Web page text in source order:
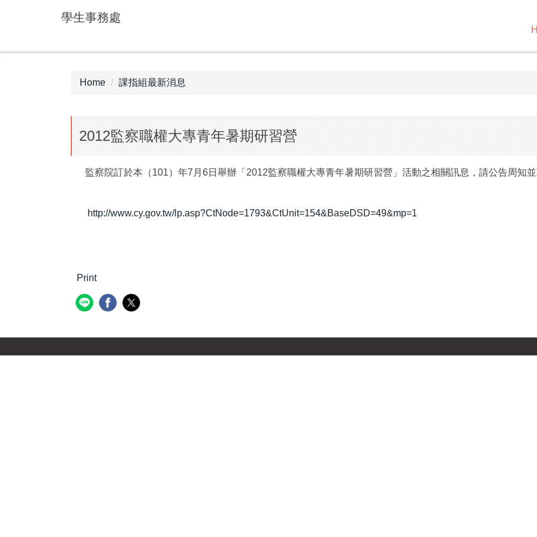
main
學生事務處
Home 課指組最新消息
2012監察職權大專青年暑期研習營
監察院訂於本（101）年7月6日舉辦「2012監察職權大專青年暑期研習營」活動之相關訊息，請公告周知並
http://www.cy.gov.tw/lp.asp?CtNode=1793&CtUnit=154&BaseDSD=49&mp=1
Print